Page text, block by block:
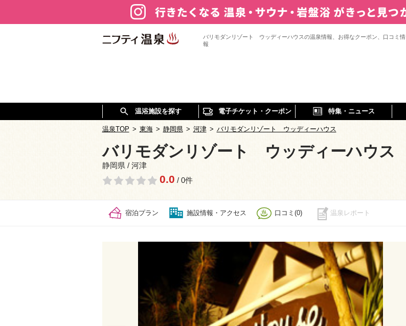
バリモダンリゾート ウッディーハウスの温泉情報、お得なクーポン、口コミ情
報
温浴施設を探す 電子チケット・クーポン 特集・ニュース
温泉TOP > 東海 > 静岡県 > 河津 > バリモダンリゾート ウッディーハウス
バリモダンリゾート ウッディーハウス
静岡県 / 河津
0.0 / 0件
宿泊プラン 施設情報・アクセス 口コミ(0) 温泉レポート